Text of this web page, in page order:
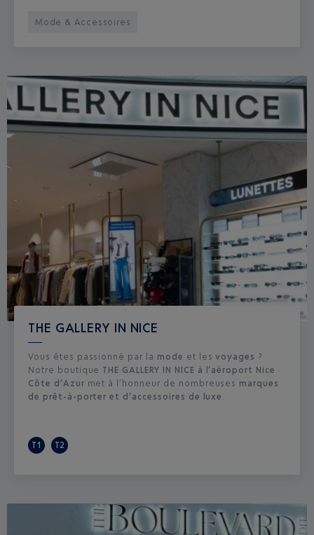
Mode & Accessoires
THE GALLERY IN NICE
Vous êtes passionné par la mode et lesvoyages ?
Notre boutique THE GALLERY IN NICE à l’aéroport Nice
Côte d’Azur met à l’honneur de nombreuses marques
de prêt-à-porter et d’accessoires de luxe
T1 T2